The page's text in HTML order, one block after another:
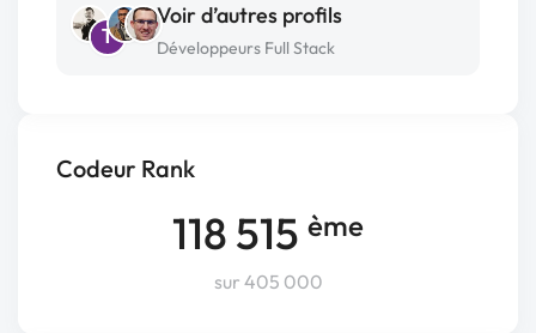
Codeur Rank
118 515 ème
sur 405 000
T
Voir d’autres profils
Développeurs Full Stack